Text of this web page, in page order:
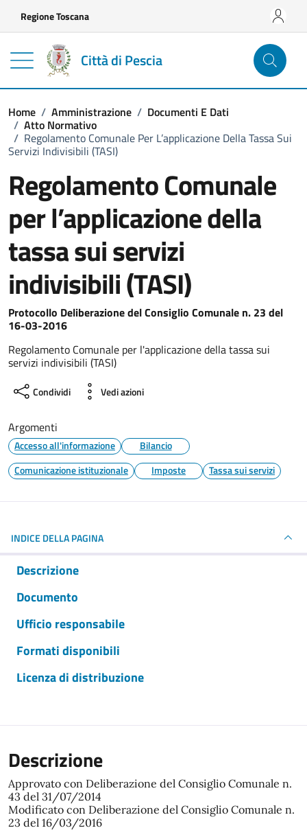
Regione Toscana
Città di Pescia
Home / Amministrazione / Documenti E Dati
/ Atto Normativo
/ Regolamento Comunale Per L’applicazione Della Tassa Sui
Servizi Indivisibili (TASI)
Regolamento Comunale
per l’applicazione della
tassa sui servizi
indivisibili (TASI)
Dettagli del documento
Protocollo Deliberazione del Consiglio Comunale n. 23 del
16-03-2016
Regolamento Comunale per l'applicazione della tassa sui
servizi indivisibili (TASI)
Condividi Vedi azioni
Argomenti
Accesso all'informazione
Bilancio
Comunicazione istituzionale
Imposte Tassa sui servizi
INDICE DELLA PAGINA
Descrizione
Documento
Ufficio responsabile
Formati disponibili
Licenza di distribuzione
Descrizione
Approvato con Deliberazione del Consiglio Comunale n.
43 del 31/07/2014
Modificato con Deliberazione del Consiglio Comunale n.
23 del 16/03/2016